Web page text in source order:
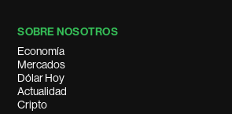
SOBRE NOSOTROS
Economía
Mercados
Dólar Hoy
Actualidad
Cripto